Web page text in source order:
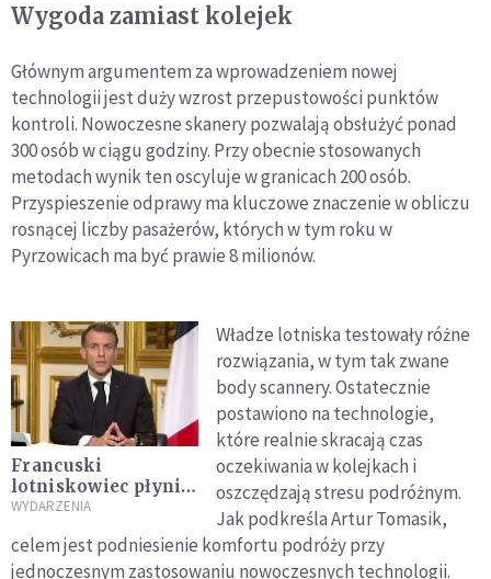
Wygoda zamiast kolejek
Głównym argumentem za wprowadzeniem nowej
technologii jest duży wzrost przepustowości punktów
kontroli. Nowoczesne skanery pozwalają obsłużyć ponad
300 osób w ciągu godziny. Przy obecnie stosowanych
metodach wynik ten oscyluje w granicach 200 osób.
Przyspieszenie odprawy ma kluczowe znaczenie w obliczu
rosnącej liczby pasażerów, których w tym roku w
Pyrzowicach ma być prawie 8 milionów.
Francuski
lotniskowiec płynie
w rejon konfliktu
Wschodzie
WYDARZENIA
Władze lotniska testowały różne
rozwiązania, w tym tak zwane
body scannery. Ostatecznie
postawiono na technologie,
które realnie skracają czas
oczekiwania w kolejkach i
oszczędzają stresu podróżnym.
Jak podkreśla Artur Tomasik,
celem jest podniesienie komfortu podróży przy
jednoczesnym zastosowaniu nowoczesnych technologii.